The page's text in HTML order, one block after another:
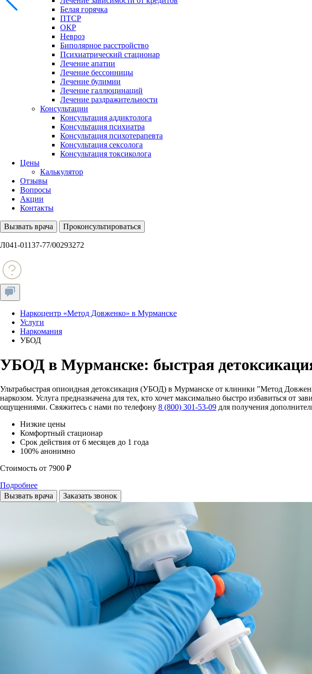
Белая горячка
ПТСР
ОКР
Невроз
Биполярное расстройство
Психиатрический стационар
Лечение апатии
Лечение бессонницы
Лечение булимии
Лечение галлюцинаций
Лечение раздражительности
Консультации
Консультация аддиктолога
Консультация психиатра
Консультация психотерапевта
Консультация сексолога
Консультация токсиколога
Цены
Калькулятор
Отзывы
Вопросы
Акции
Контакты
Вызвать врача Проконсультироваться
Л041-01137-77/00293272
Наркоцентр «Метод Довженко» в Мурманске
Услуги
Наркомания
УБОД
УБОД в Мурманске: быстрая
Ультрабыстрая опиоидная детоксикация (УБОД) в Мурманске от клиники "Метод
наркозом. Услуга предназначена для тех, кто хочет максимально быстро избавиться
ощущениями. Свяжитесь с нами по телефону 8 (800) 301-53-09 для получения
Низкие цены
Комфортный стационар
Срок действия от 6 месяцев до 1 года
100% анонимно
Стоимость от 7900 ₽
Подробнее
Вызвать врача
Заказать звонок